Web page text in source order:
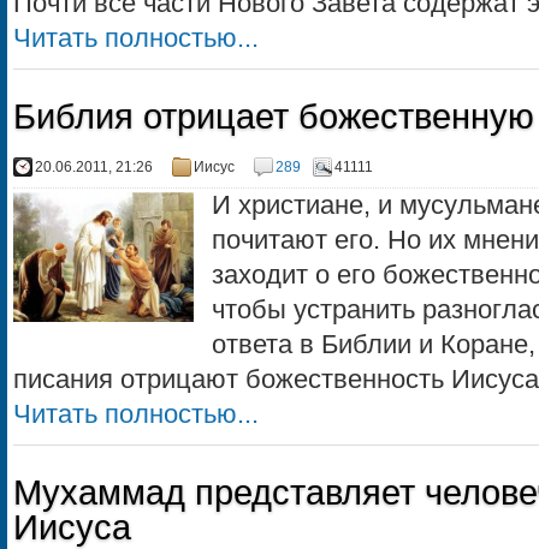
Читать полностью...
Библия отрицает
20.06.2011, 21:26 Иисус 289 41111
И христиане, и
почитают его. Но их
заходит о его
чтобы устранить
ответа в Библии и
писания отрицают божественность
Читать полностью...
Мухаммад представляет
Иисуса